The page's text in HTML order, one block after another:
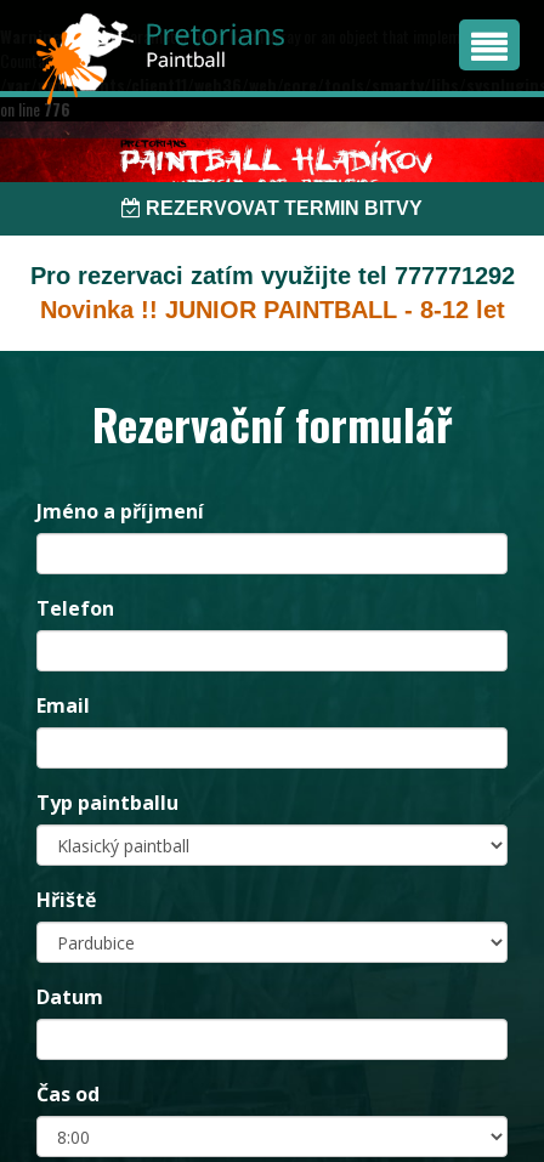
Warning: count(): Parameter must be an array or an object that implements
Countable in
/var/www/clients/client11/web36/web/core/tools/smarty/libs/
on line776
REZERVOVAT TERMIN BITVY
Pro rezervaci zatím využijte tel 777771292
Novinka !! JUNIOR PAINTBALL - 8-12 let
Rezervační formulář
Jméno a příjmení
Telefon
Email
Typ paintballu
Hřiště
Datum
Čas od